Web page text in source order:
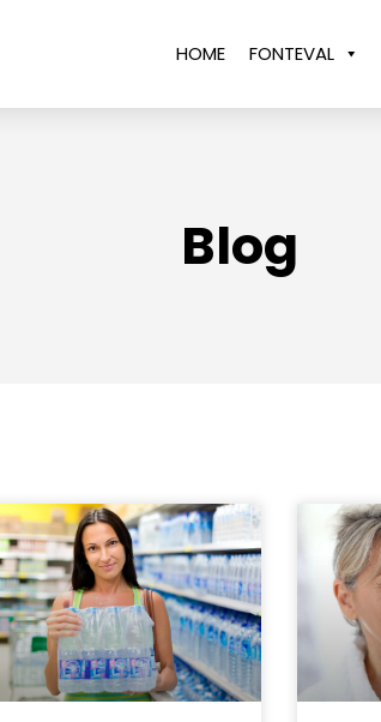
HOME FONTEVAL
Blog